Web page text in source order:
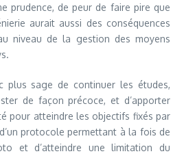
prudence, de peur de faire pire que
aurait aussi des conséquences
niveau de la gestion des moyens
plus sage de continuer les études,
de façon précoce, et d’apporter
pour atteindre les objectifs fixés par
protocole permettant à la fois de
et d’atteindre une limitation du